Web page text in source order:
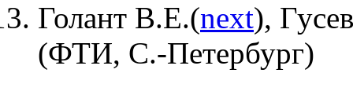
Голант В.Е.(next),
(ФТИ, С.-Петербург)